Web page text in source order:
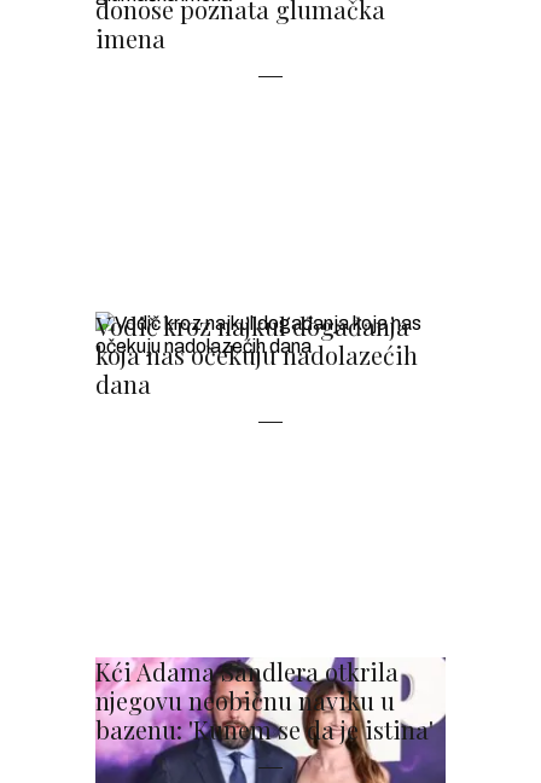
donose poznata glumačka
imena
Vodič kroz najkul događanja
koja nas očekuju nadolazećih
dana
Kći Adama Sandlera otkrila
njegovu neobičnu naviku u
bazenu: 'Kunem se da je istina'